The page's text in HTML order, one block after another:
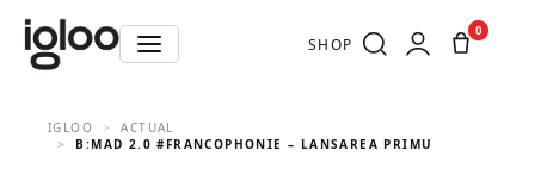
SHOP
0
IGLOO
ACTUAL
B:MAD 2.0 #FRANCOPHONIE – LANSAREA PRIMULUI